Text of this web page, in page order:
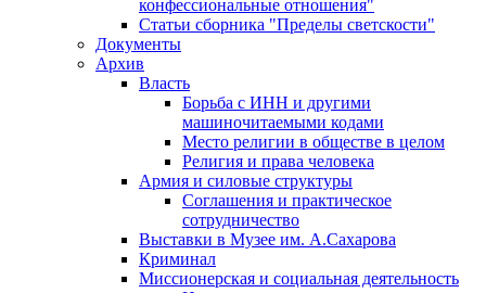
конфессиональные отношения"
Статьи сборника "Пределы светскости"
Документы
Архив
Власть
Борьба с ИНН и другими
машиночитаемыми кодами
Место религии в обществе в целом
Религия и права человека
Армия и силовые структуры
Соглашения и практическое
сотрудничество
Выставки в Музее им. А.Сахарова
Криминал
Миссионерская и социальная деятельность